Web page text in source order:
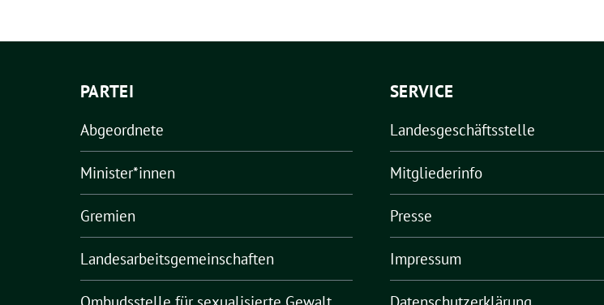
PARTEI
Abgeordnete
Minister*innen
Gremien
Landesarbeitsgemeinschaften
SERVICE
Landesgeschäftsstelle
Mitgliederinfo
Presse
Impressum